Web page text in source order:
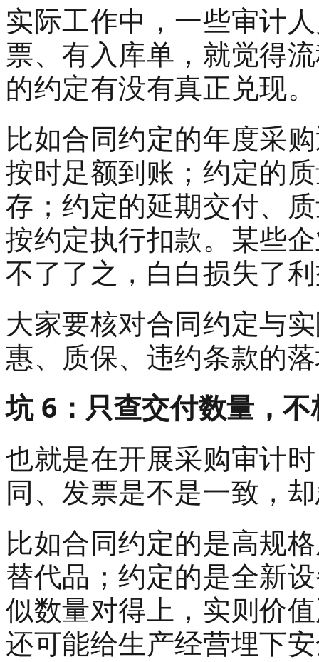
实际工作中，一些审计
票、有入库单，就觉得
的约定有没有真正兑现。
比如合同约定的年度采
按时足额到账；约定的
存；约定的延期交付、
按约定执行扣款。某些
不了了之，白白损失了
大家要核对合同约定与
惠、质保、违约条款的
坑 6：只查交付数量，
也就是在开展采购审计
同、发票是不是一致，
比如合同约定的是高规
替代品；约定的是全新
似数量对得上，实则价
还可能给生产经营埋下